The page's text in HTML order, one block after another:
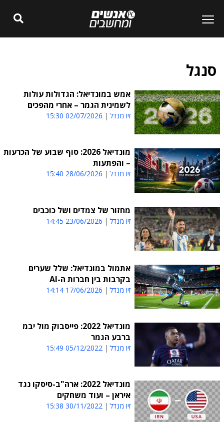
סנגל
אמש במונדיאל: הגדולות עולות
לשמינית הגמר – אחרי מהפכים
זיו מנדל 02/07/2026 15:30
מונדיאל 2026: סוף שבוע של הכרעות
– והפתעות
זיו מנדל 28/06/2026 15:40
מחזור של צמדים ושל כוכבים
זיו מנדל 23/06/2026 14:45
אתמול במונדיאל: שלל שערים
בקרבות בין חברות ה-AI
זיו מנדל 17/06/2026 14:14
מונדיאל 2022: פייסבוק מול יבמ
ברבע הגמר
זיו מנדל 05/12/2022 15:49
מונדיאל 2022: ארה"ב-סיסקו נגד
איראן – ועוד משחקים
זיו מנדל 30/11/2022 15:38